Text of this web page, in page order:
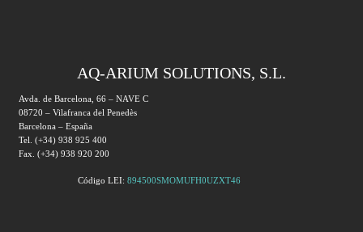
AQ-ARIUM SOLUTIONS, S.L.
Avda. de Barcelona, 66 – NAVE C
08720 – Vilafranca del Penedès
Barcelona – España
Tel. (+34) 938 925 400
Fax. (+34) 938 920 200
Código LEI: 894500SMOMUFH0UZXT46